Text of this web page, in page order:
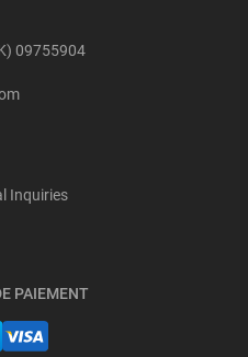
09755904
Inquiries
PAIEMENT